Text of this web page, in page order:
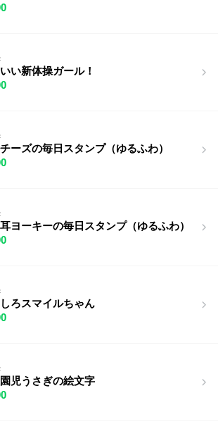
い新体操ガール！
ーズの毎日スタンプ（ゆるふわ）
ヨーキーの毎日スタンプ（ゆるふわ）
ろスマイルちゃん
児うさぎの絵文字